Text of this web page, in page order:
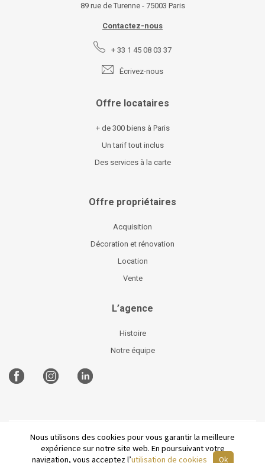
89 rue de Turenne - 75003 Paris
Contactez-nous
+ 33 1 45 08 03 37
Écrivez-nous
Offre locataires
+ de 300 biens à Paris
Un tarif tout inclus
Des services à la carte
Offre propriétaires
Acquisition
Décoration et rénovation
Location
Vente
L’agence
Histoire
Notre équipe
2026 Parisian Home Plan du site - Mentions légales -
Conditions générales de vente -
Nous utilisons des cookies pour vous garantir la meilleure
expérience sur notre site web. En poursuivant votre
navigation, vous acceptez l’utilisation de cookies Ok